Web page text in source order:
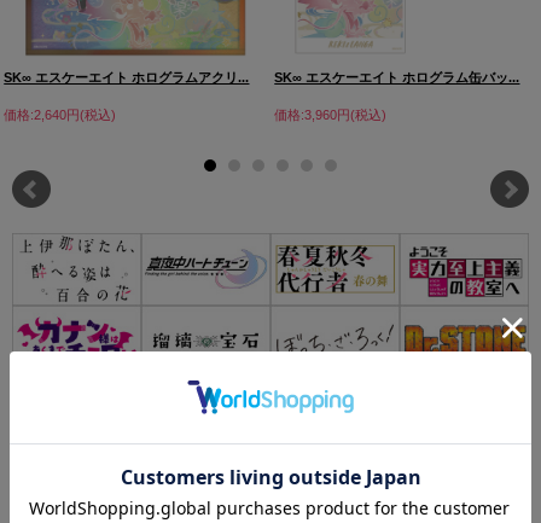
SK∞ エスケーエイト ホログラムアクリ...
価格:2,640円(税込)
SK∞ エスケーエイト ホログラム缶バッ...
価格:3,960円(税込)